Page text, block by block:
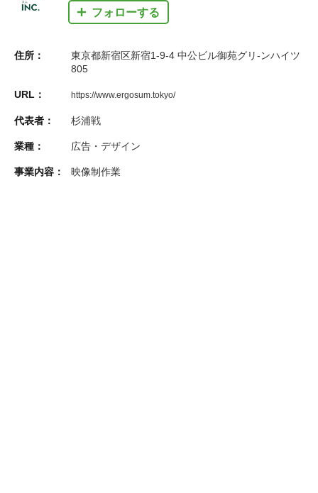
フォローする
住所：
東京都新宿区新宿1-9-4 中公ビル御苑グリ-ンハイツ
805
URL： https://www.ergosum.tokyo/
代表者： 杉浦戦
業種： 広告・デザイン
事業内容： 映像制作業